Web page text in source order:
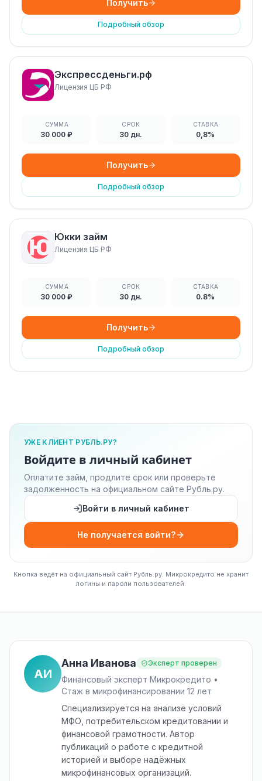
Получить
Подробный обзор
Экспрессденьги.рф
Лицензия ЦБ РФ
СУММА
30 000 ₽
СРОК
30 дн.
СТАВКА
0,8%
Получить
Подробный обзор
Юкки займ
Лицензия ЦБ РФ
СУММА
30 000 ₽
СРОК
30 дн.
СТАВКА
0.8%
Получить
Подробный обзор
УЖЕ КЛИЕНТ РУБЛЬ.РУ?
Войдите в личный кабинет
Оплатите займ, продлите срок или проверьте
задолженность на официальном сайте Рубль.ру.
Войти в личный кабинет
Не получается войти?
Кнопка ведёт на официальный сайт Рубль.ру. Микрокредито не хранит
логины и пароли пользователей.
АИ
Анна Иванова Эксперт проверен
Финансовый эксперт Микрокредито •
Стаж в микрофинансировании 12 лет
Специализируется на анализе условий
МФО, потребительском кредитовании и
финансовой грамотности. Автор
публикаций о работе с кредитной
историей и выборе надёжных
микрофинансовых организаций.